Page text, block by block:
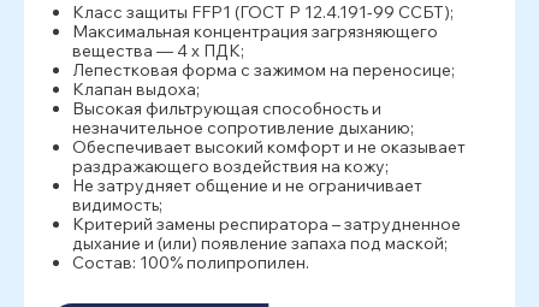
Класс защиты FFP1 (ГОСТ Р 12.4.191-99 ССБТ);
Максимальная концентрация загрязняющего
вещества — 4 x ПДК;
Лепестковая форма с зажимом на переносице;
Клапан выдоха;
Высокая фильтрующая способность и
незначительное сопротивление дыханию;
Обеспечивает высокий комфорт и не оказывает
раздражающего воздействия на кожу;
Не затрудняет общение и не ограничивает
видимость;
Критерий замены респиратора – затрудненное
дыхание и (или) появление запаха под маской;
Состав: 100% полипропилен.